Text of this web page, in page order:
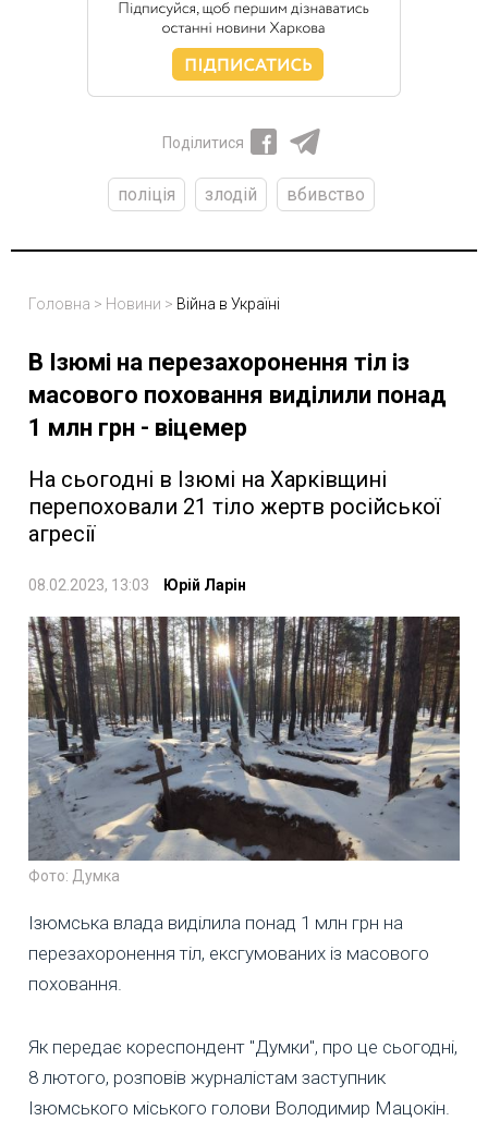
Поділитися
поліція злодій вбивство
Головна > Новини > Війна в Україні
В Ізюмі на перезахоронення тіл із
масового поховання виділили понад
1 млн грн - віцемер
На сьогодні в Ізюмі на Харківщині
перепоховали 21 тіло жертв російської
агресії
08.02.2023, 13:03 Юрій Ларін
Фото: Думка
Ізюмська влада виділила понад 1 млн грн на
перезахоронення тіл, ексгумованих із масового
поховання.
Як передає кореспондент "Думки", про це сьогодні,
8 лютого, розповів журналістам заступник
Ізюмського міського голови Володимир Мацокін.